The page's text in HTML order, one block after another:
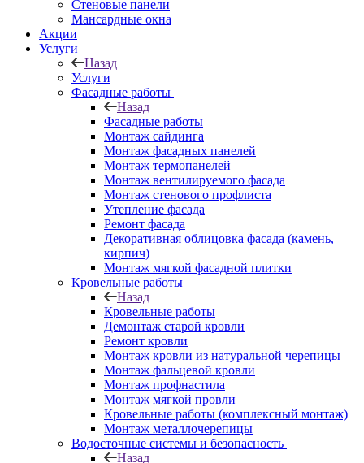
Стеновые панели
Мансардные окна
Акции
Услуги
Назад
Услуги
Фасадные работы
Назад
Фасадные работы
Монтаж сайдинга
Монтаж фасадных панелей
Монтаж термопанелей
Монтаж вентилируемого фасада
Монтаж стенового профлиста
Утепление фасада
Ремонт фасада
Декоративная облицовка фасада (камень,
кирпич)
Монтаж мягкой фасадной плитки
Кровельные работы
Назад
Кровельные работы
Демонтаж старой кровли
Ремонт кровли
Монтаж кровли из натуральной черепицы
Монтаж фальцевой кровли
Монтаж профнастила
Монтаж мягкой провли
Кровельные работы (комплексный монтаж)
Монтаж металлочерепицы
Водосточные системы и безопасность
Назад